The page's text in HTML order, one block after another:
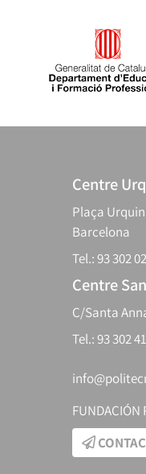
Centre
Plaça
Barcelona
Tel.: 93 302
Centre
C/Santa
Tel.: 93 302
FUNDACIÓN